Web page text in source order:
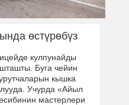
өстүрөбүз
кулпунайды
Буга чейин
кышка
Учурда «Айыл
мастерлери